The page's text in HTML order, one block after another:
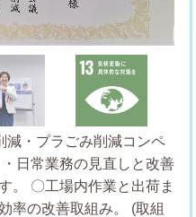
Next
・プラごみ削減コンペ
・日常業務の見直しと改善
。
〇工場内作業と出荷ま
率の改善取組み。
(取組